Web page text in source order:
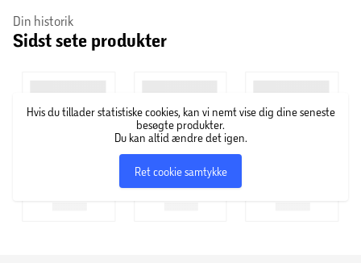
Din historik
Sidst sete produkter
Hvis du tillader statistiske cookies, kan vi nemt vise dig dine seneste
besøgte produkter.
Du kan altid ændre det igen.
Ret cookie samtykke